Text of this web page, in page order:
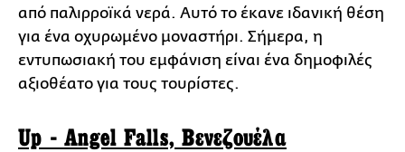
από παλιρροϊκά νερά. Αυτό το έκανε ιδανική θέση
για ένα οχυρωμένο μοναστήρι. Σήμερα, η
εντυπωσιακή του εμφάνιση είναι ένα δημοφιλές
αξιοθέατο για τους τουρίστες.
Up - Angel Falls, Βενεζουέλα